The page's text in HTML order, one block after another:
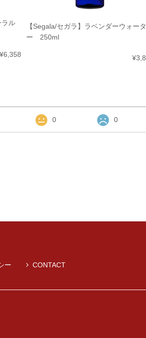
ラル
¥6,358
【Segala/セガラ】ラベンダーウォータ
ー 250ml
0 0
ー CONTACT